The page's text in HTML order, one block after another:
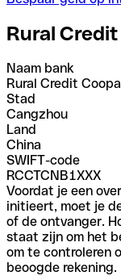
Rural
Naam bank
Rural Credit
Stad
Cangzhou
Land
China
SWIFT-code
RCCTCNB1XXX
Voordat je een
initieert, moet je
of de ontvanger.
staat zijn om het
om te controleren
beoogde rekening.